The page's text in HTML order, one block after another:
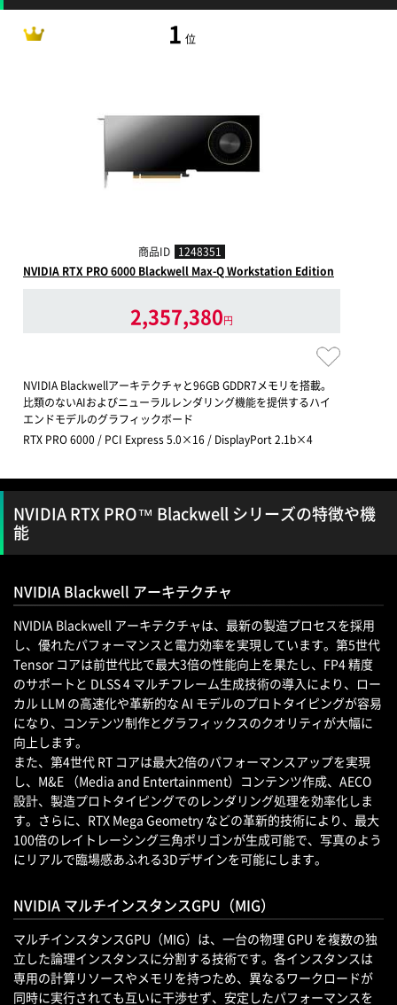
1 位
商品ID 1248351
NVIDIA RTX PRO 6000 Blackwell Max-Q Workstation Edition
2,357,380円
NVIDIA Blackwellアーキテクチャと96GB GDDR7メモリを搭載。
比類のないAIおよびニューラルレンダリング機能を提供するハイ
エンドモデルのグラフィックボード
RTX PRO 6000 / PCI Express 5.0×16 / DisplayPort 2.1b×4
NVIDIA RTX PRO™ Blackwell シリーズの特徴や機
能
NVIDIA Blackwell アーキテクチャ
NVIDIA Blackwell アーキテクチャは、最新の製造プロセスを採用
し、優れたパフォーマンスと電力効率を実現しています。第5世代
Tensor コアは前世代比で最大3倍の性能向上を果たし、FP4 精度
のサポートと DLSS 4 マルチフレーム生成技術の導入により、ロー
カル LLM の高速化や革新的な AI モデルのプロトタイピングが容易
になり、コンテンツ制作とグラフィックスのクオリティが大幅に
向上します。
また、第4世代 RT コアは最大2倍のパフォーマンスアップを実現
し、M&E （Media and Entertainment）コンテンツ作成、AECO
設計、製造プロトタイピングでのレンダリング処理を効率化しま
す。さらに、RTX Mega Geometry などの革新的技術により、最大
100倍のレイトレーシング三角ポリゴンが生成可能で、写真のよう
にリアルで臨場感あふれる3Dデザインを可能にします。
NVIDIA マルチインスタンスGPU（MIG）
マルチインスタンスGPU（MIG）は、一台の物理 GPU を複数の独
立した論理インスタンスに分割する技術です。各インスタンスは
専用の計算リソースやメモリを持つため、異なるワークロードが
同時に実行されても互いに干渉せず、安定したパフォーマンスを